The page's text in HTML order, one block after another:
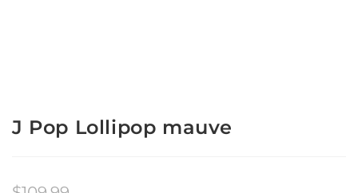
J Pop Lollipop mauve